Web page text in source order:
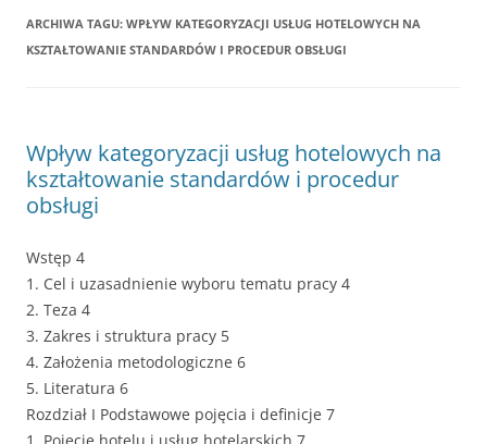
ARCHIWA TAGU: WPŁYW KATEGORYZACJI USŁUG HOTELOWYCH NA
KSZTAŁTOWANIE STANDARDÓW I PROCEDUR OBSŁUGI
Wpływ kategoryzacji usług hotelowych na
kształtowanie standardów i procedur
obsługi
Wstęp 4
1. Cel i uzasadnienie wyboru tematu pracy 4
2. Teza 4
3. Zakres i struktura pracy 5
4. Założenia metodologiczne 6
5. Literatura 6
Rozdział I Podstawowe pojęcia i definicje 7